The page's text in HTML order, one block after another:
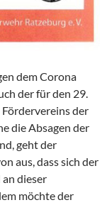
dem Corona
der für den 29.
der
die Absagen der
geht der
aus, dass sich der
dieser
möchte der